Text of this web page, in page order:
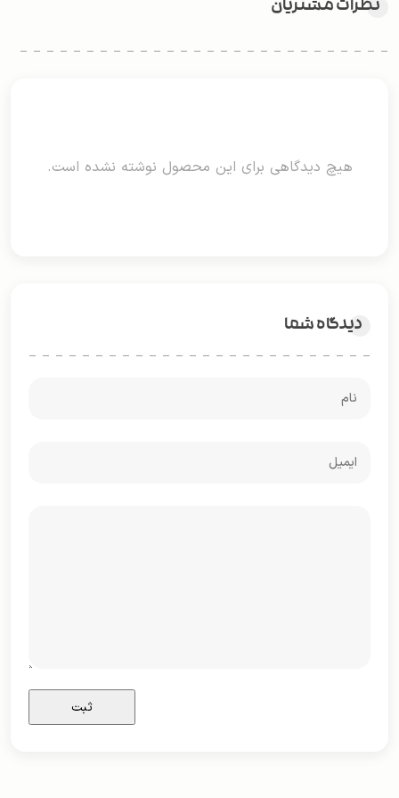
نظرات مشتریان
هیچ دیدگاهی برای این محصول نوشته نشده است.
دیدگاه شما